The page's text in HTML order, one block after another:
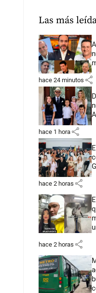
Las más
hace 24 minutos share
hace 1 hora share
hace 2 horas share
hace 2 horas share